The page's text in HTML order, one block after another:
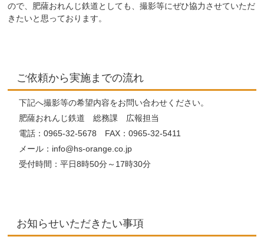
ので、肥薩おれんじ鉄道としても、撮影等にぜひ協力させていただ
きたいと思っております。
ご依頼から実施までの流れ
下記へ撮影等の希望内容をお問い合わせください。
肥薩おれんじ鉄道 総務課 広報担当
電話：0965-32-5678 FAX：0965-32-5411
メール：info@hs-orange.co.jp
受付時間：平日8時50分～17時30分
お知らせいただきたい事項